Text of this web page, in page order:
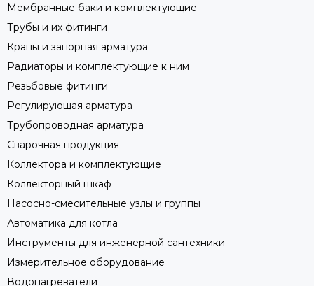
Мембранные баки и комплектующие
Трубы и их фитинги
Краны и запорная арматура
Радиаторы и комплектующие к ним
Резьбовые фитинги
Регулирующая арматура
Трубопроводная арматура
Сварочная продукция
Коллектора и комплектующие
Коллекторный шкаф
Насосно-смесительные узлы и группы
Автоматика для котла
Инструменты для инженерной сантехники
Измерительное оборудование
Водонагреватели